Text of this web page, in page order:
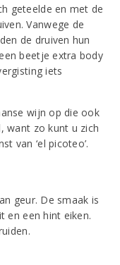
geteelde en met de
Vanwege de
de druiven hun
beetje extra body
iets
wijn op die ook
want zo kunt u zich
van ‘el picoteo’.
geur. De smaak is
en een hint eiken.